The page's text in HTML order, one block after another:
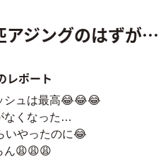
アジングのはずが…
レポート
シュは最高😂😂😂
なくなった…
いやったのに😂
ん😩😩😩